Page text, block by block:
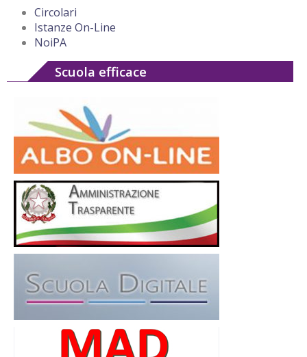
Circolari
Istanze On-Line
NoiPA
Scuola efficace